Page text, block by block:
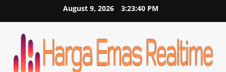
August 9, 2026 3:23:41 PM